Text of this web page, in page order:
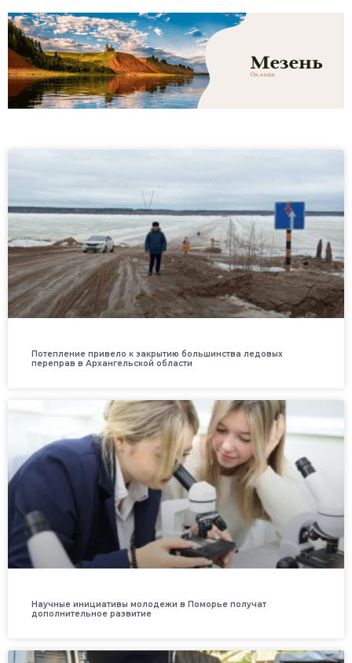
Потепление привело к закрытию большинства ледовых
переправ в Архангельской области
Научные инициативы молодежи в Поморье получат
дополнительное развитие